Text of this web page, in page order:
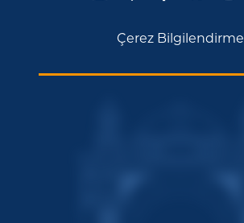
Çerez Bilgilendirme